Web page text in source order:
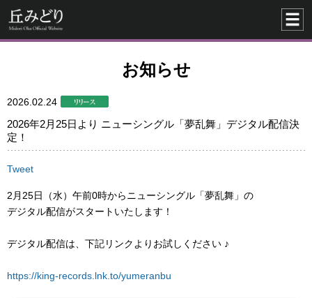
お知らせ
2026.02.24
2026年2月25日より ニューシングル「夢乱舞」デジタル配信決
定！
Tweet
2月25日（水）午前0時からニューシングル「夢乱舞」の
デジタル配信がスタートいたします！
デジタル配信は、下記リンクよりお試しください ♪
https://king-records.lnk.to/yumeranbu